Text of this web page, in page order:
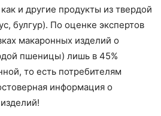
и другие продукты из твердой
булгур). По оценке экспертов
макаронных изделий о
пшеницы) лишь в 45%
то есть потребителям
информация о